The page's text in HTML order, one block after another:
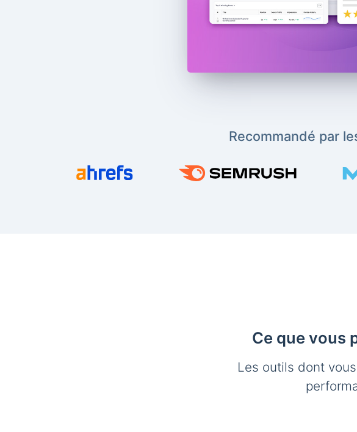
Recommandé par
Ce que vous
Les outils dont